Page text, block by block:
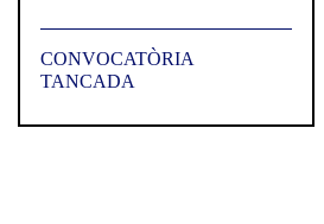
CONVOCATÒRIA
TANCADA